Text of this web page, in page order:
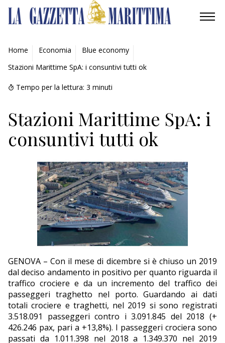
AMBIENTE
MOBILITÀ
INDUSTRIA
RICERCA
ECONOMIA
TURISMO
CULTURA
NAUTICA
Home Economia
Blue economy
Stazioni Marittime SpA: i consuntivi tutti ok
Tempo per la lettura: 3 minuti
Stazioni Marittime SpA: i
consuntivi tutti ok
GENOVA – Con il mese di dicembre si è chiuso un 2019
dal deciso andamento in positivo per quanto riguarda il
traffico crociere e da un incremento del traffico dei
passeggeri traghetto nel porto. Guardando ai dati
totali crociere e traghetti, nel 2019 si sono registrati
3.518.091 passeggeri contro i 3.091.845 del 2018 (+
426.246 pax, pari a +13,8%). I passeggeri crociera sono
passati da 1.011.398 nel 2018 a 1.349.370 nel 2019